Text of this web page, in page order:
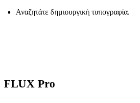
Αναζητάτε δημιουργική τυπογραφία.
FLUX Pro